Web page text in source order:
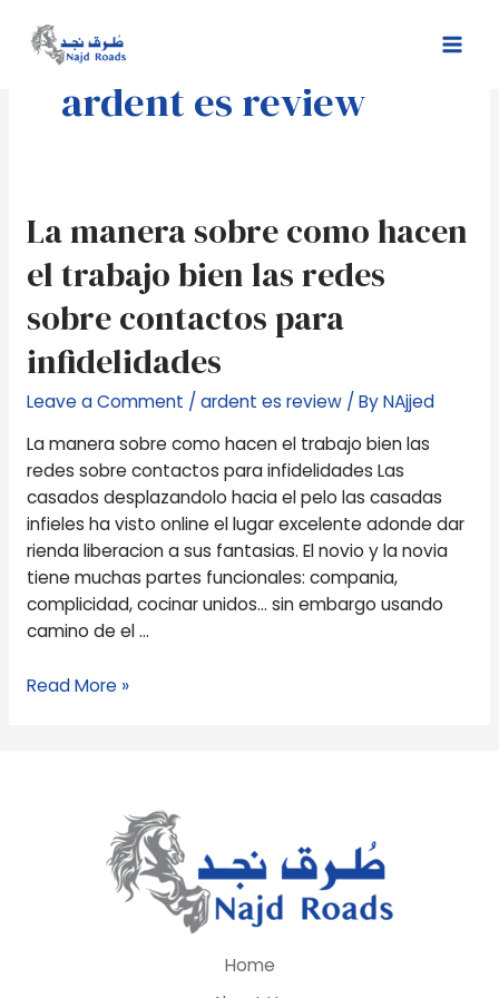
content
ardent es review
La manera sobre como hacen
el trabajo bien las redes
sobre contactos para
infidelidades
Leave a Comment /ardent es review/ ByNAjjed
La manera sobre como hacen el trabajo bien las
redes sobre contactos para infidelidades Las
casados desplazandolo hacia el pelo las casadas
infieles ha visto online el lugar excelente adonde dar
rienda liberacion a sus fantasias. El novio y la novia
tiene muchas partes funcionales: compania,
complicidad, cocinar unidos… sin embargo usando
camino de el …
La
manera
sobre
hacen
el
trabajo
bien
las
redes
contactos
para
infidelidades
Read More »
Home